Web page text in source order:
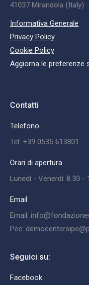
41037 Mirandola (Italy)
Informativa Generale
Privacy Policy
Cookie Policy
Aggiorna le preferenze
Contatti
Telefono
Tel: +39 0535 613801
Orari di apertura
Lunedì - Venerdì: 8.30 -
Email
Email:
Pec:
Seguici su:
Facebook